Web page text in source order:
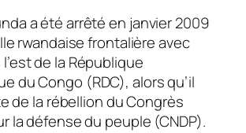
a été arrêté en janvier 2009
rwandaise frontalière avec
de la République
du Congo (RDC), alors qu’il
de la rébellion du Congrès
la défense du peuple (CNDP).